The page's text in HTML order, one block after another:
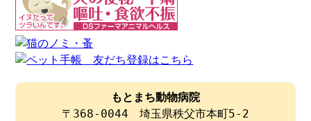
もとまち動物病院
〒368-0044 埼玉県秩父市本町5-2